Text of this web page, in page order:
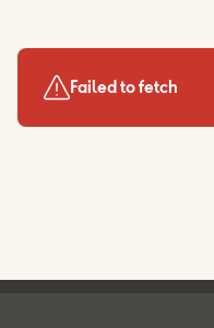
Failed to fetch